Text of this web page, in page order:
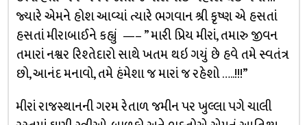
જ્યારે એમને હોશ આવ્યાં ત્યારે ભગવાન શ્રી કૃષ્ણ એ હસતાં
હસતાં મીરાબાઈને કહ્યું —– ” મારી પ્રિય મીરાં, તમારુ જીવન
તમારાં નશ્વર રિશ્તેદારો સાથે ખતમ થઇ ગયું છે હવે તમે સ્વતંત્ર
છો, આનંદ મનાવો, તમે હંમેશા જ મારાં જ રહેશો …..!!!”
મીરાં રાજસ્થાનની ગરમ રેતાળ જમીન પર ખુલ્લા પગે ચાલી